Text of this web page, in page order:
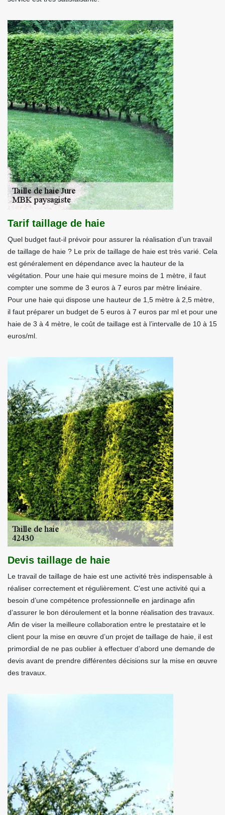
Tarif taillage de haie
Quel budget faut-il prévoir pour assurer la réalisation d’un travail
de taillage de haie ? Le prix de taillage de haie est très varié. Cela
est généralement en dépendance avec la hauteur de la
végétation. Pour une haie qui mesure moins de 1 mètre, il faut
compter une somme de 3 euros à 7 euros par mètre linéaire.
Pour une haie qui dispose une hauteur de 1,5 mètre à 2,5 mètre,
il faut préparer un budget de 5 euros à 7 euros par ml et pour une
haie de 3 à 4 mètre, le coût de taillage est à l’intervalle de 10 à 15
euros/ml.
Devis taillage de haie
Le travail de taillage de haie est une activité très indispensable à
réaliser correctement et régulièrement. C’est une activité qui a
besoin d’une compétence professionnelle en jardinage afin
d’assurer le bon déroulement et la bonne réalisation des travaux.
Afin de viser la meilleure collaboration entre le prestataire et le
client pour la mise en œuvre d’un projet de taillage de haie, il est
primordial de ne pas oublier à effectuer d’abord une demande de
devis avant de prendre différentes décisions sur la mise en œuvre
des travaux.